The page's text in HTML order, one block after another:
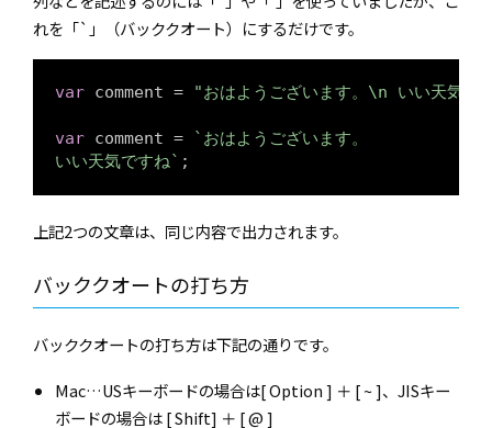
れを「`」（バッククオート）にするだけです。
var comment = "おはようございます。\n いい天気で
var comment =
`おはようございます。
いい天気ですね` ;
上記2つの文章は、同じ内容で出力されます。
バッククオートの打ち方
バッククオートの打ち方は下記の通りです。
Mac…USキーボードの場合は[ Option ] ＋ [ ~ ]、JISキー
ボードの場合は [ Shift] ＋ [ @ ]